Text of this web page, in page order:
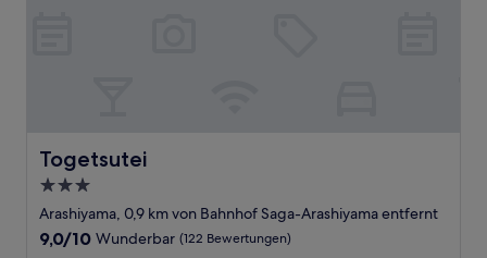
Togetsutei
Togetsutei
3.0-
Sterne-
Unterkunft
Arashiyama, 0,9 km von Bahnhof Saga-Arashiyama entfernt
9.0
9,0/10 Wunderbar (122 Bewertungen)